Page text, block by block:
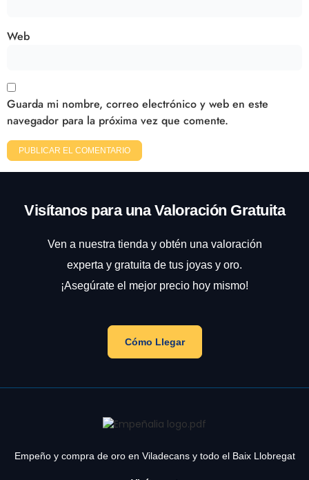
Web
Guarda mi nombre, correo electrónico y web en este
navegador para la próxima vez que comente.
Visítanos para una Valoración Gratuita
Ven a nuestra tienda y obtén una valoración
experta y gratuita de tus joyas y oro.
¡Asegúrate el mejor precio hoy mismo!
Cómo Llegar
Empeño y compra de oro en Viladecans y todo el Baix Llobregat